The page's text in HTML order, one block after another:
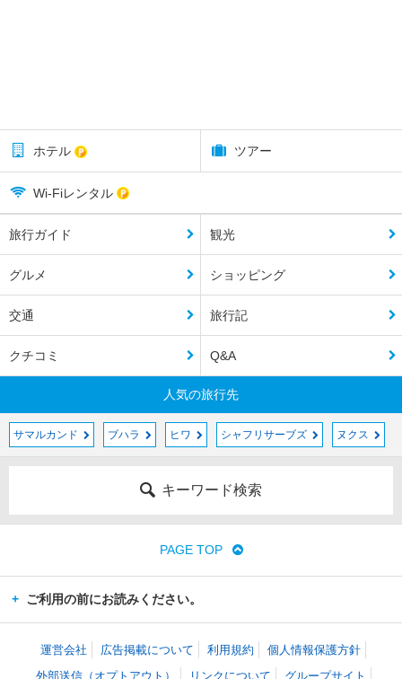
ホテル ツアー
Wi-Fiレンタル
旅行ガイド 観光
グルメ ショッピング
交通 旅行記
クチコミ Q&A
人気の旅行先
サマルカンド ブハラ ヒワ シャフリサーブズ ヌクス
キーワード検索
PAGE TOP
ご利用の前にお読みください。
運営会社 広告掲載について 利用規約
個人情報保護方針
外部送信（オプトアウト）
リンクについて グループサイト